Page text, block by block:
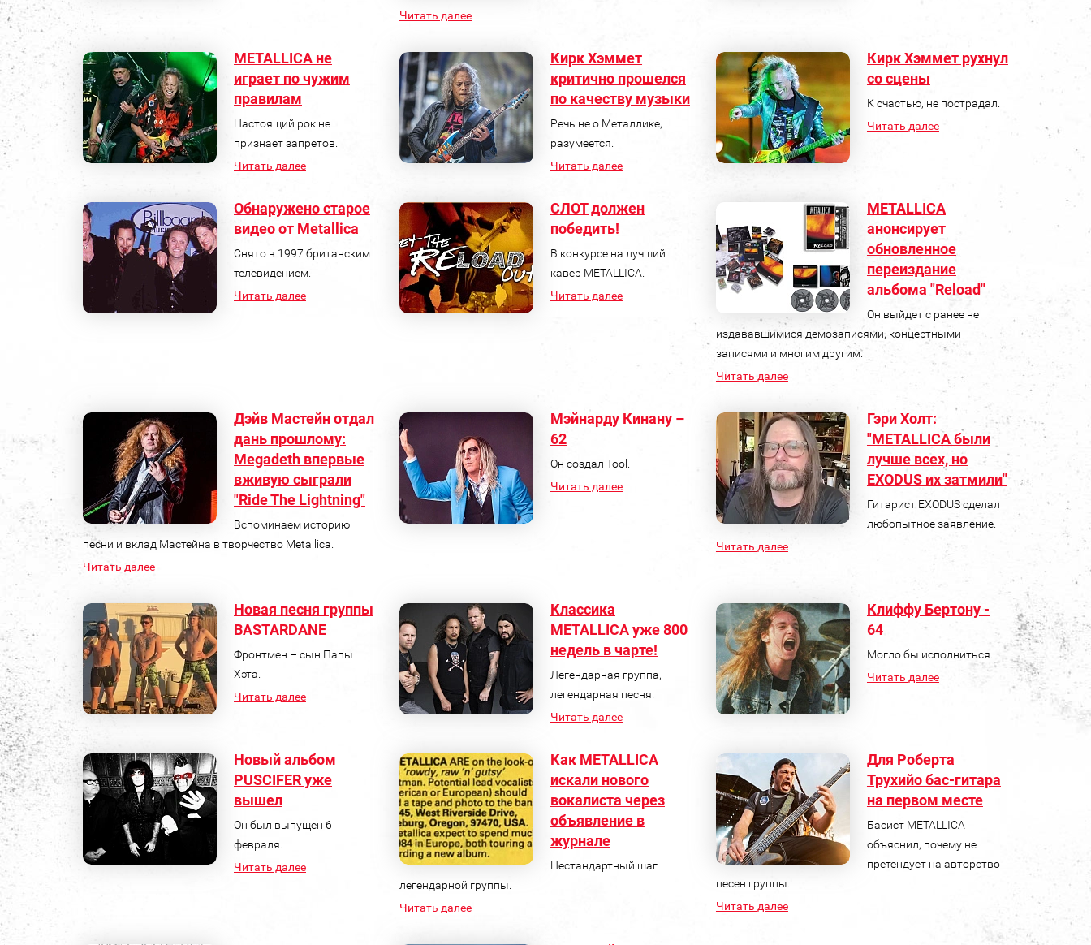
Читать далее
METALLICA не
играет по чужим
правилам
Настоящий рок не
признает запретов.
Читать далее
Кирк Хэммет
критично прошелся
по качеству музыки
Речь не о Металлике,
разумеется.
Читать далее
Кирк Хэммет рухнул
со сцены
К счастью, не пострадал.
Читать далее
Обнаружено старое
видео от Metallica
Снято в 1997 британским
телевидением.
Читать далее
СЛОТ должен
победить!
В конкурсе на лучший
кавер METALLICA.
Читать далее
METALLICA
анонсирует
обновленное
переиздание
альбома "Reload"
Он выйдет с ранее не
издававшимися демозаписями, концертными
записями и многим другим.
Читать далее
Дэйв Мастейн отдал
дань прошлому:
Megadeth впервые
вживую сыграли
"Ride The Lightning"
Вспоминаем историю
песни и вклад Мастейна в творчество Metallica.
Читать далее
Мэйнарду Кинану –
62
Он создал Tool.
Читать далее
Гэри Холт:
"METALLICA были
лучше всех, но
EXODUS их затмили"
Гитарист EXODUS сделал
любопытное заявление.
Читать далее
Новая песня группы
BASTARDANE
Фронтмен – сын Папы
Хэта.
Читать далее
Классика
METALLICA уже 800
недель в чарте!
Легендарная группа,
легендарная песня.
Читать далее
Клиффу Бертону -
64
Могло бы исполниться.
Читать далее
Новый альбом
PUSCIFER уже
вышел
Он был выпущен 6
февраля.
Читать далее
Как METALLICA
искали нового
вокалиста через
объявление в
журнале
Нестандартный шаг
легендарной группы.
Читать далее
Для Роберта
Трухийо бас‑гитара
на первом месте
Басист METALLICA
объяснил, почему не
претендует на авторство
песен группы.
Читать далее